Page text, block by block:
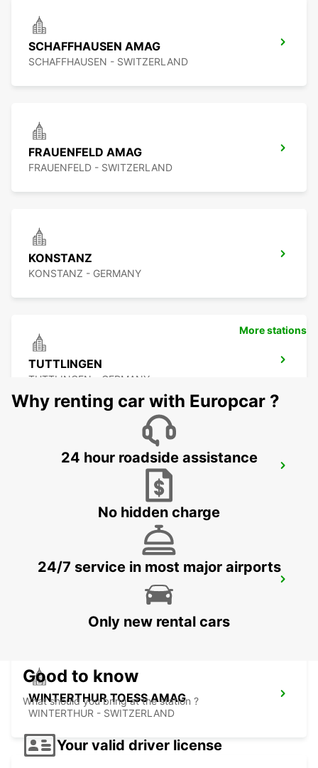
SCHAFFHAUSEN AMAG
SCHAFFHAUSEN - SWITZERLAND
FRAUENFELD AMAG
FRAUENFELD - SWITZERLAND
KONSTANZ
KONSTANZ - GERMANY
TUTTLINGEN
TUTTLINGEN - GERMANY
UEBERLINGEN - GERMANY
TAEGERWILEN EGLOFF BREAKDOWN
TAEGERWILEN - SWITZERLAND
WINTERTHUR TOESS AMAG
WINTERTHUR - SWITZERLAND
More stations
Why renting car with Europcar ?
24 hour roadside assistance
No hidden charge
24/7 service in most major airports
Only new rental cars
Good to know
What should you bring at the station ?
Your valid driver license